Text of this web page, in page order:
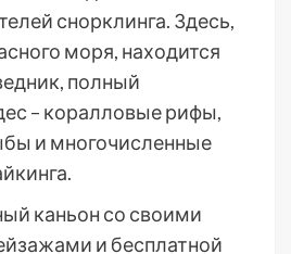
снорклинга. Здесь,
моря, находится
полный
– коралловые рифы,
и многочисленные
каньон со своими
и бесплатной